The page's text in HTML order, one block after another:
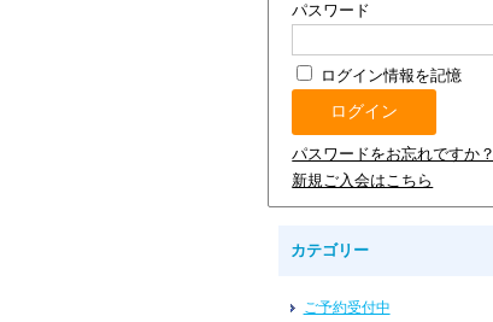
パスワード
ログイン情報を記憶
パスワードをお忘れですか？
新規ご入会はこちら
カテゴリー
ご予約受付中